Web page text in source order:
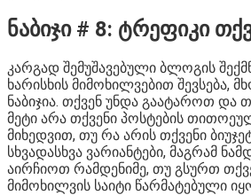
ნაბიჯი # 8: ტრეფიკი
კარგად შემუშავებული ბლოგის
ხარისხის მიმოხილვებით
ნაბიჯია. თქვენ უნდა გაატაროთ და
მეტი არა თქვენი პოსტების
მიხედვით, თუ რა არის თქვენი
სხვადასხვა ვარიანტები, მაგრამ
აირჩიოთ რამდენიმე, თუ გსურთ
მიმოხილვის საიტი წარმატებული